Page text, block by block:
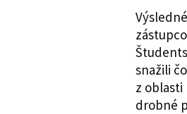
snažili
z oblasti
drobné